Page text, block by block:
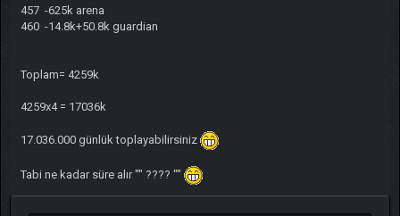
457 -625k arena
460 -14.8k+50.8k guardian
Toplam= 4259k
4259x4 = 17036k
17.036.000 günlük toplayabilirsiniz
Tabi ne kadar süre alır "" ???? ""